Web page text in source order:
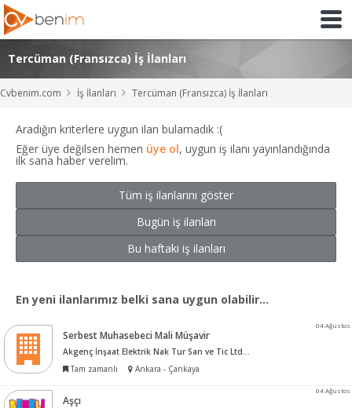
Tercüman (Fransızca) İş İlanları
Cvbenim.com İş İlanları Tercüman (Fransızca) İş İlanları
Aradığın kriterlere uygun ilan bulamadık :(
Eğer üye değilsen hemen üye ol, uygun iş ilanı yayınlandığında
ilk sana haber verelim.
Tüm iş ilanlarını göster
Bugün iş ilanları
Bu haftaki iş ilanları
En yeni ilanlarımız belki sana uygun olabilir...
04 Ağustos
Serbest Muhasebeci Mali Müşavir
Akgenç İnşaat Elektrik Nak Tur San ve Tic Ltd Şti
Tam zamanlı
Ankara - Çankaya
04 Ağustos
Aşçı